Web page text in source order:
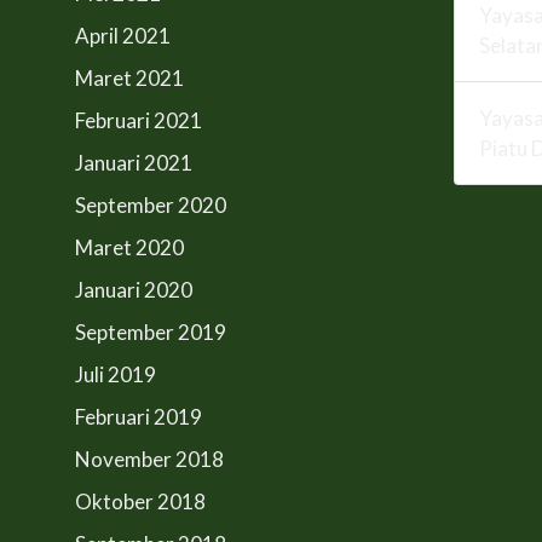
April 2021
Maret 2021
Februari 2021
Januari 2021
September 2020
Maret 2020
Januari 2020
September 2019
Juli 2019
Februari 2019
November 2018
Oktober 2018